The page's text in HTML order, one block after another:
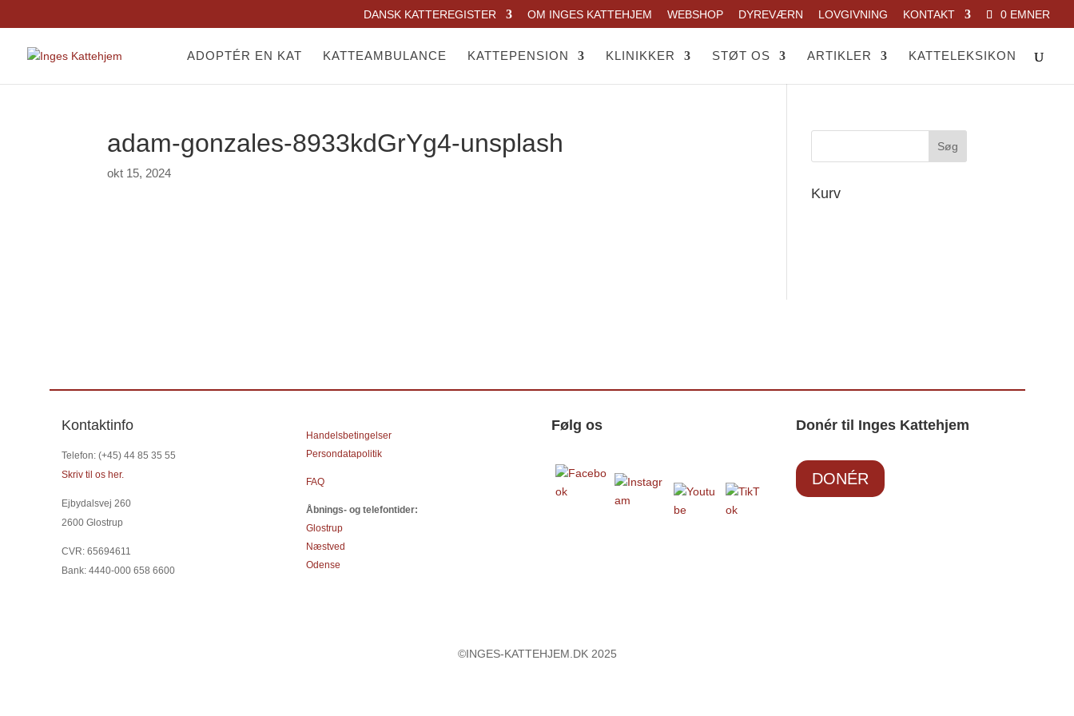
DANSK KATTEREGISTER OM INGES KATTEHJEM WEBSHOP DYREVÆRN LOVGIVNING KONTAKT 0 EMNER
ADOPTÉR EN KAT KATTEAMBULANCE KATTEPENSION KLINIKKER STØT OS ARTIKLER KATTELEKSIKON
adam-gonzales-8933kdGrYg4-unsplash
okt 15, 2024
Kurv
Kontaktinfo
Telefon: (+45) 44 85 35 55
Skriv til os her.
Ejbydalsvej 260
2600 Glostrup
CVR: 65694611
Bank: 4440-000 658 6600
Handelsbetingelser
Persondatapolitik
FAQ
Åbnings- og telefontider:
Glostrup
Næstved
Odense
Følg os Donér til Inges Kattehjem
DONÉR
©INGES-KATTEHJEM.DK 2025